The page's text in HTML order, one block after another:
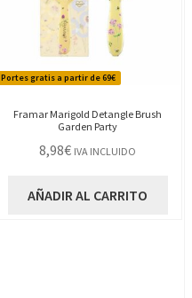
Portes gratis a partir de 69€
Framar Marigold Detangle Brush
Garden Party
8,98€ IVA INCLUIDO
AÑADIR AL CARRITO